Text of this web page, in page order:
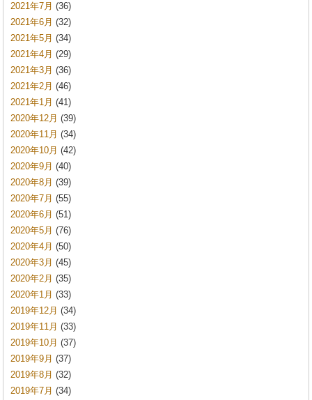
2021年7月 (36)
2021年6月 (32)
2021年5月 (34)
2021年4月 (29)
2021年3月 (36)
2021年2月 (46)
2021年1月 (41)
2020年12月 (39)
2020年11月 (34)
2020年10月 (42)
2020年9月 (40)
2020年8月 (39)
2020年7月 (55)
2020年6月 (51)
2020年5月 (76)
2020年4月 (50)
2020年3月 (45)
2020年2月 (35)
2020年1月 (33)
2019年12月 (34)
2019年11月 (33)
2019年10月 (37)
2019年9月 (37)
2019年8月 (32)
2019年7月 (34)